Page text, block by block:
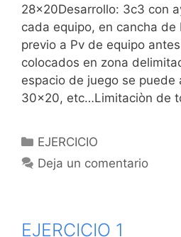
28×20Desarrollo: 3c3 con
cada equipo, en cancha
previo a Pv de equipo
colocados en zona
espacio de juego se puede
30×20, etc…Limitaciòn de
Categorías
EJERCICIO
Deja un comentario
EJERCICIO 1